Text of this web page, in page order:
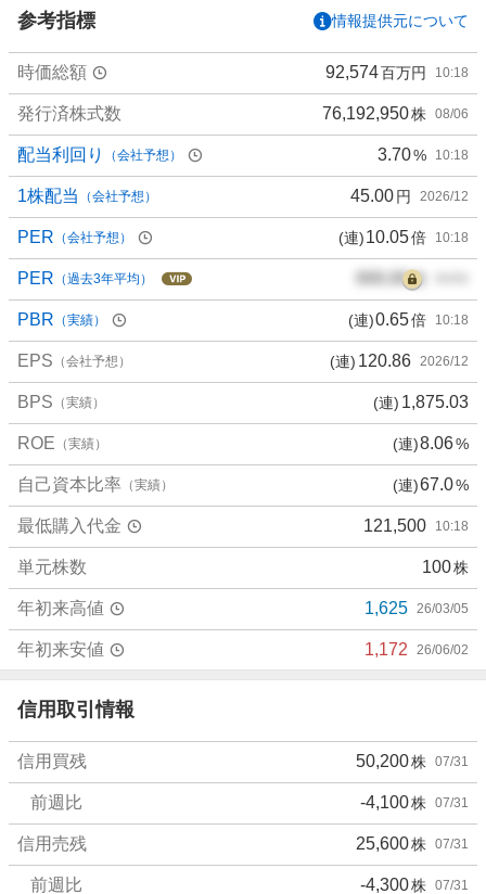
0
、
買
い
た
い
0
%
、
様
子
見
1
0
%
、
売
り
た
い
0
%
、
強
く
売
り
た
0
%
参考指標 情報提供元について
時価総額 92,574百万円 10:18
発行済株式数 76,192,950株 08/06
配当利回り （会社予想） 3.70% 10:18
1株配当 （会社予想） 45.00円 2026/12
PER （会社予想） (連)10.05倍 10:18
PER （過去3年平均） 000.00倍
PBR （実績） (連)0.65倍 10:18
EPS （会社予想） (連) 120.86 2026/12
BPS （実績） (連) 1,875.03
ROE （実績） (連)8.06%
自己資本比率 （実績） (連)67.0%
最低購入代金 121,500 10:18
単元株数 100株
年初来高値 1,625 26/03/05
年初来安値 1,172 26/06/02
信用取引情報
信用買残 50,200株 07/31
前週比 -4,100株 07/31
信用売残 25,600株 07/31
前週比 -4,300株 07/31